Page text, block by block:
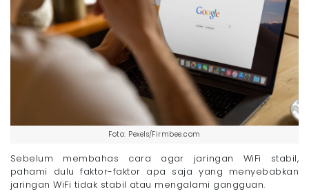
Foto: Pexels/Firmbee.com
Sebelum membahas cara agar jaringan WiFi stabil,
pahami dulu faktor-faktor apa saja yang menyebabkan
jaringan WiFi tidak stabil atau mengalami gangguan.